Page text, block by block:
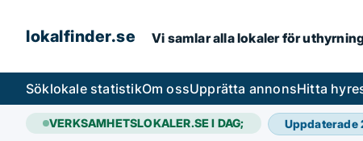
lokalfinder.se Vi samlar alla lokaler för
Söklokale statistikOm ossUpprätta annonsHitta
VERKSAMHETSLOKALER.SE I DAG; Uppdaterade